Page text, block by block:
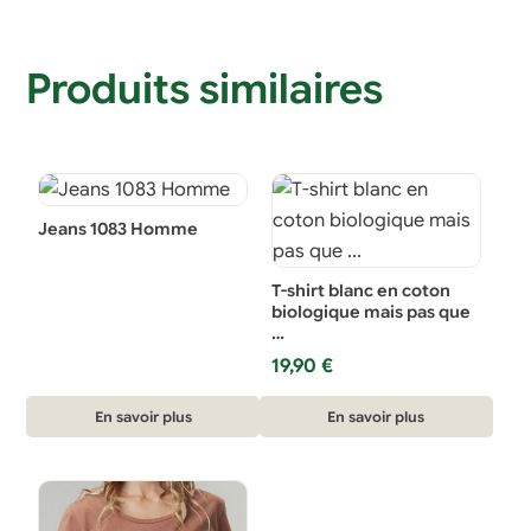
Produits similaires
Jeans 1083 Homme
En savoir plus
T-shirt blanc en coton
biologique mais pas que
…
19,90 €
En savoir plus
produit